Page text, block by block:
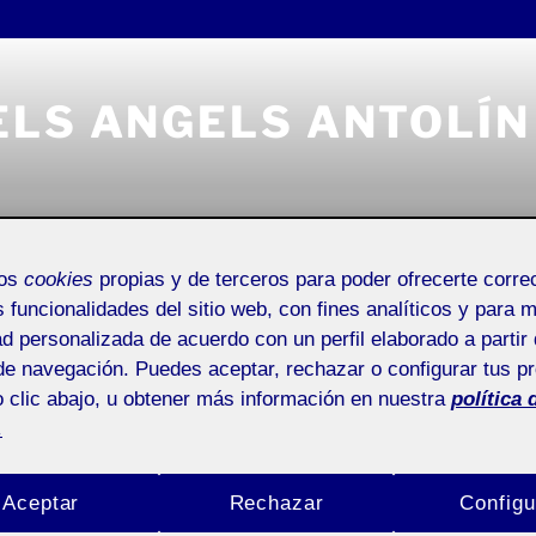
ANGELS
Universitat Oberta de Catalunya Entrada de incidencias o
ANGELS ANTOLÍN MAYO
por:
cookies propias y de terceros para poder ofrecerte
funcionalidades del sitio web, con fines analíticos y para
personalizada de acuerdo con un perfil elaborado a partir
navegación. Puedes aceptar, rechazar o configurar tus
clic abajo, u obtener más información en nuestra política
Rechazar
Aceptar